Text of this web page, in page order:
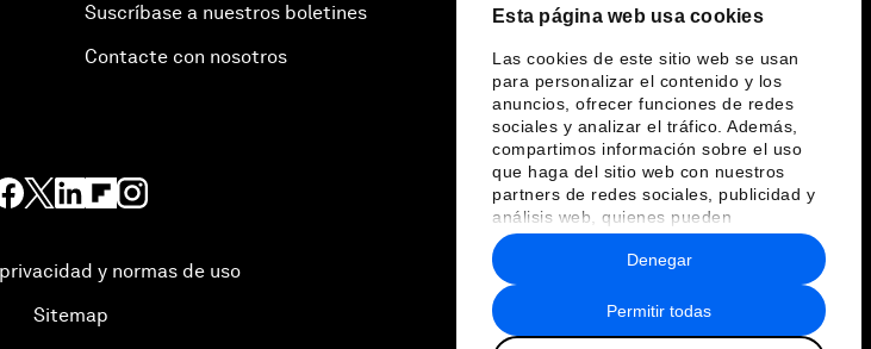
Esta página web usa cookies
Las cookies de este sitio web se usan
para personalizar el contenido y los
anuncios, ofrecer funciones de redes
sociales y analizar el tráfico. Además,
compartimos información sobre el uso
que haga del sitio web con nuestros
partners de redes sociales, publicidad y
análisis web, quienes pueden
combinarla con otra información que les
haya proporcionado o que hayan
recopilado a partir del uso que haya
hecho de sus servicios.
Permitir todas
Denegar
Suscríbase a nuestros boletines
Contacte con nosotros
y normas de uso
Sitemap